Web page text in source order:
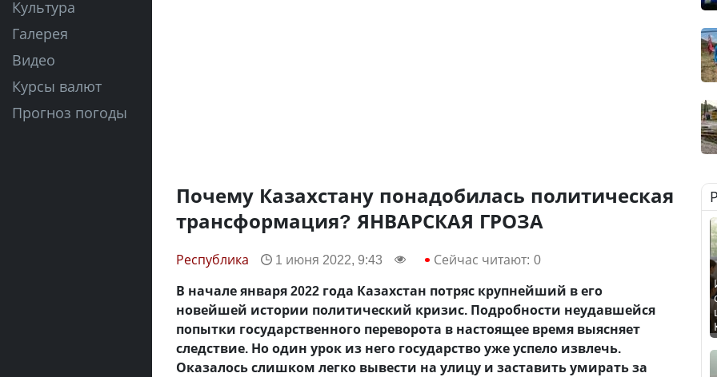
Культура
Галерея
Видео
Курсы валют
Прогноз погоды
Почему Казахстану понадобилась политическая
трансформация? ЯНВАРСКАЯ ГРОЗА
Республика 1 июня 2022, 9:43 Сейчас читают: 0
В начале января 2022 года Казахстан потряс крупнейший в его
новейшей истории политический кризис. Подробности неудавшейся
попытки государственного переворота в настоящее время выясняет
следствие. Но один урок из него государство уже успело извлечь.
Оказалось слишком легко вывести на улицу и заставить умирать за